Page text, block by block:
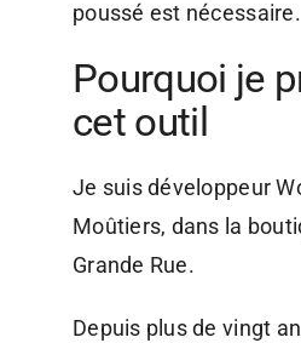
poussé est nécessaire.
Pourquoi je
cet outil
Je suis développeur
Moûtiers, dans la
Grande Rue.
Depuis plus de vingt